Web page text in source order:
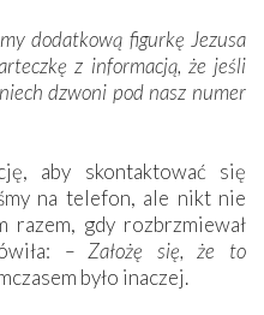
dodatkową figurkę Jezusa
z informacją, że jeśli
dzwoni pod nasz numer
aby skontaktować się
na telefon, ale nikt nie
razem, gdy rozbrzmiewał
– Założę się, że to
było inaczej.